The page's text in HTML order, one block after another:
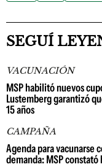
SEGUÍ
VACUNACIÓN
MSP habilitó nuevos
Lustemberg garantizó
15 años
CAMPAÑA
Agenda para vacunarse
demanda: MSP